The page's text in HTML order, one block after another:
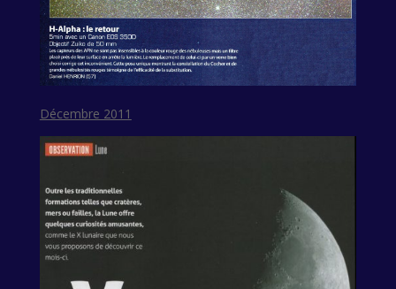
Décembre 2011